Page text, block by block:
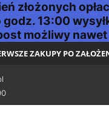
złożonych
13:00
możliwy nawet
ZAKUPY PO